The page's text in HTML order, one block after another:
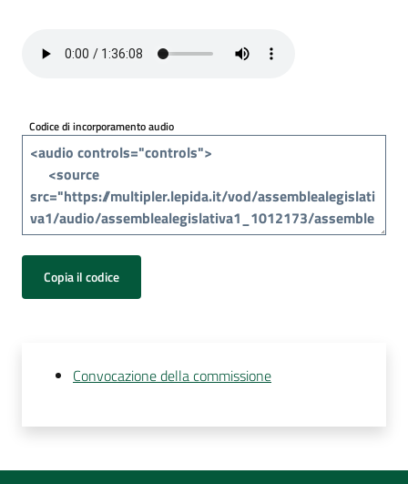
Per
cittadini
Codice di incorporamento audio
Copia il codice
Convocazione della commissione